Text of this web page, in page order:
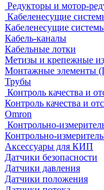
Редукторы и мотор-
Кабеленесущие
Кабеленесущие
Кабель-каналы
Кабельные лотки
Метизы и крепежные
Монтажные элементы
Трубы
Контроль качества и
Контроль качества и
Omron
Контрольно-
Контрольно-
Аксессуары для КИП
Датчики безопасности
Датчики давления
Датчики положения